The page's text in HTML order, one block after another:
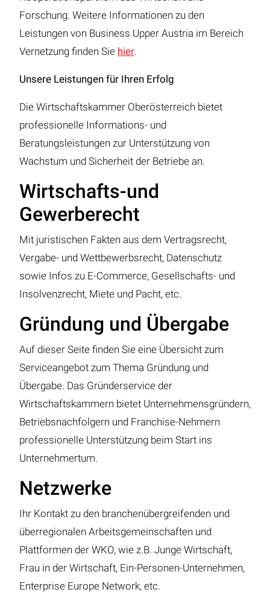
Forschung. Weitere Informationen zu den
Leistungen von Business Upper Austria im Bereich
Vernetzung finden Sie hier.
Unsere Leistungen für Ihren Erfolg
Die Wirtschaftskammer Oberösterreich bietet
professionelle Informations- und
Beratungsleistungen zur Unterstützung von
Wachstum und Sicherheit der Betriebe an.
Wirtschafts-und
Gewerberecht
Mit juristischen Fakten aus dem Vertragsrecht,
Vergabe- und Wettbewerbsrecht, Datenschutz
sowie Infos zu E-Commerce, Gesellschafts- und
Insolvenzrecht, Miete und Pacht, etc.
Gründung und Übergabe
Auf dieser Seite finden Sie eine Übersicht zum
Serviceangebot zum Thema Gründung und
Übergabe. Das Gründerservice der
Wirtschaftskammern bietet Unternehmensgründern,
Betriebsnachfolgern und Franchise-Nehmern
professionelle Unterstützung beim Start ins
Unternehmertum.
Netzwerke
Ihr Kontakt zu den branchenübergreifenden und
überregionalen Arbeitsgemeinschaften und
Plattformen der WKO, wie z.B. Junge Wirtschaft,
Frau in der Wirtschaft, Ein-Personen-Unternehmen,
Enterprise Europe Network, etc.